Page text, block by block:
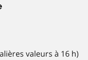
valeurs à 16 h)